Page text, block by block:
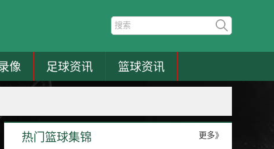
像 足球资讯 篮球资讯
热门篮球集锦 更多》